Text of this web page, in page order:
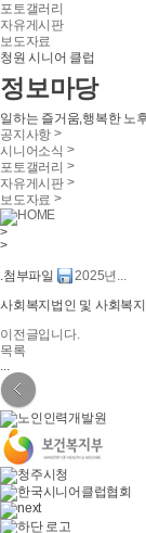
포토갤러리
자유게시판
보도자료
청원 시니어 클럽
정보마당
일하는 즐거움,행복한 노
공지사항 >
시니어소식 >
포토갤러리 >
자유게시판>
보도자료 >
HOME
>
>
.첨부파일
2025년...
사회복지법인 및 사회복
이전글입니다.
목록